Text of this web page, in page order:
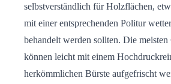
selbstverständlich für Holzflächen,
mit einer entsprechenden Politur
behandelt werden sollten. Die meisten
können leicht mit einem
herkömmlichen Bürste aufgefrischt